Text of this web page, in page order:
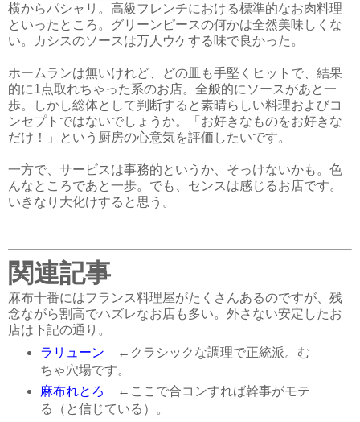
横からパシャリ。高級フレンチにおける標準的なお肉料理
といったところ。グリーンピースの何かは全然美味しくな
い。カシスのソースは万人ウケする味で良かった。
ホームランは無いけれど、どの皿も手堅くヒットで、結果
的に1点取れちゃった系のお店。全般的にソースがあと一
歩。しかし総体として判断すると素晴らしい料理およびコ
ンセプトではないでしょうか。「お好きなものをお好きな
だけ！」という厨房の心意気を評価したいです。
一方で、サービスは事務的というか、そっけないかも。色
んなところであと一歩。でも、センスは感じるお店です。
いきなり大化けすると思う。
関連記事
麻布十番にはフランス料理屋がたくさんあるのですが、残
念ながら割高でハズレなお店も多い。外さない安定したお
店は下記の通り。
ラリューン ←クラシックな調理で正統派。む
ちゃ穴場です。
麻布れとろ ←ここで合コンすれば幹事がモテ
る（と信じている）。